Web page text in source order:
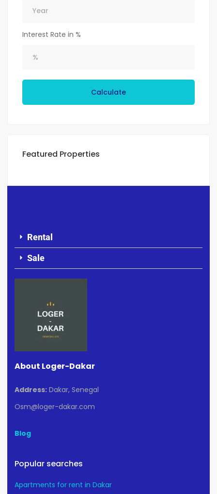
Interest Rate in %
Calculate
Featured Properties
Rental
Sale
About Loger-Dakar
Address: Dakar, Senegal
Osm@loger-dakar.com
Blog
Popular searches
Apartments for rent in Dakar